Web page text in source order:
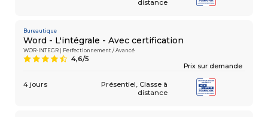
distance
Bureautique
Word - L'intégrale - Avec certification
WOR-INTEGR | Perfectionnement / Avancé
Prix sur demande
9 4,6/5
4 jours Présentiel Classe à
distance